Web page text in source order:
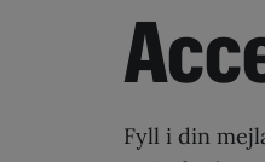
Fyll i din